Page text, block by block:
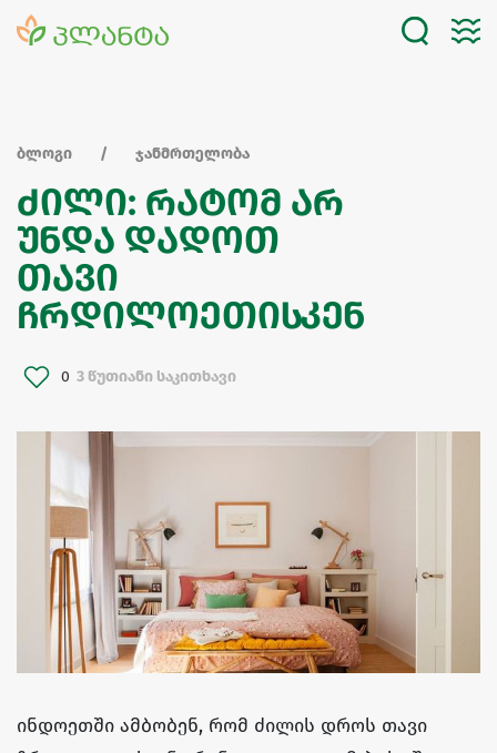
ბლოგი ჯანმრთელობა
ძილი: რატომ არ
უნდა დადოთ
თავი
ჩრდილოეთისკენ
0 3 წუთიანი საკითხავი
ინდოეთში ამბობენ, რომ ძილის დროს თავი